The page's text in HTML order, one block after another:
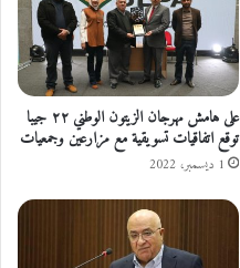
على هامش مهرجان الزيتون الوطني ٢٢ جيبا
توقع اتفاقيات تسويقية مع مزارعين وجمعيات
1 ديسمبر، 2022